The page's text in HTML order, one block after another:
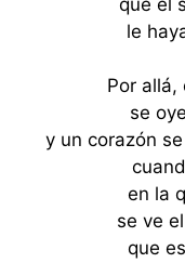
le
Por
se
y un corazón
en la
se ve
que